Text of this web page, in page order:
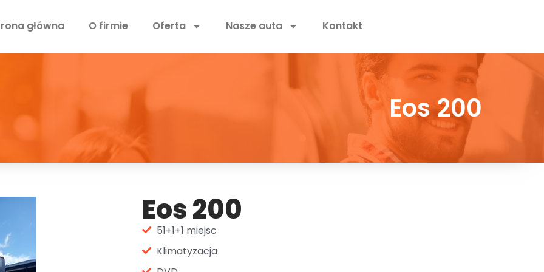
główna O firmie Oferta Nasze auta Kontakt
Eos 200
Eos 200
51+1+1 miejsc
Klimatyzacja